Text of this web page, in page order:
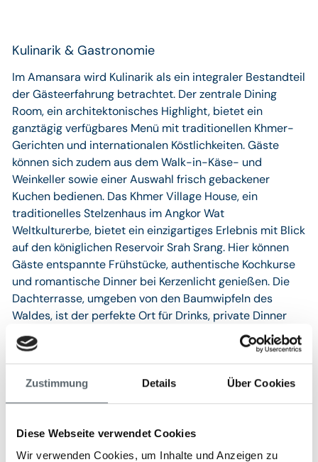
Zustimmung Details Über Cookies
Diese Webseite verwendet Cookies
Wir verwenden Cookies, um Inhalte und Anzeigen zu
Kulinarik & Gastronomie
Im Amansara wird Kulinarik als ein integraler Bestandteil
der Gästeerfahrung betrachtet. Der zentrale Dining
Room, ein architektonisches Highlight, bietet ein
ganztägig verfügbares Menü mit traditionellen Khmer-
Gerichten und internationalen Köstlichkeiten. Gäste
können sich zudem aus dem Walk-in-Käse- und
Weinkeller sowie einer Auswahl frisch gebackener
Kuchen bedienen. Das Khmer Village House, ein
traditionelles Stelzenhaus im Angkor Wat
Weltkulturerbe, bietet ein einzigartiges Erlebnis mit Blick
auf den königlichen Reservoir Srah Srang. Hier können
Gäste entspannte Frühstücke, authentische Kochkurse
und romantische Dinner bei Kerzenlicht genießen. Die
Dachterrasse, umgeben von den Baumwipfeln des
Waldes, ist der perfekte Ort für Drinks, private Dinner
oder Yoga bei Sonnenaufgang. Die kulinarischen
Erlebnisse im Amansara verbinden Kultur, Natur und
Genuss auf einzigartige Weise.
Das Amansara Spa ist ein Rückzugsort der